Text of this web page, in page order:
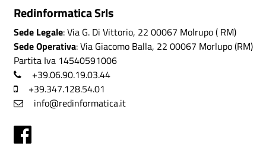
Redinformatica Srls
Sede Legale: Via G. Di Vittorio, 22 00067 Molrupo ( RM)
Sede Operativa: Via Giacomo Balla, 22 00067 Morlupo (RM)
Partita Iva 14540591006
+39.06.90.19.03.44
+39.347.128.54.01
info@redinformatica.it